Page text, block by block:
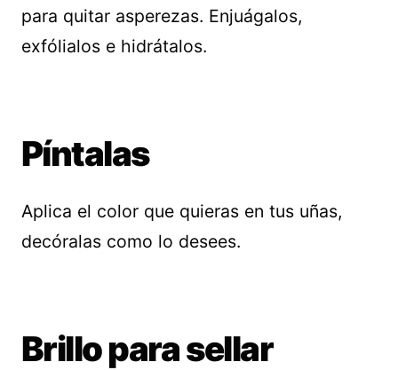
para quitar asperezas. Enjuágalos,
exfólialos e hidrátalos.
Píntalas
Aplica el color que quieras en tus uñas,
decóralas como lo desees.
Brillo para sellar